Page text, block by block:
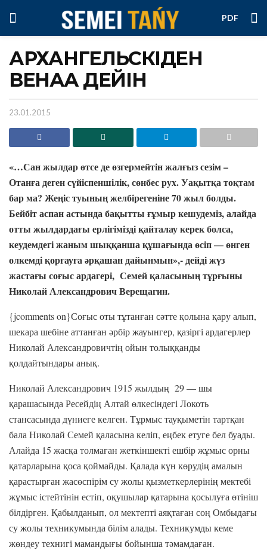
PDF
АРХАНГЕЛЬСКІДЕН
ВЕНАҒА ДЕЙІН
23.01.2015
«…Сан жылдар өтсе де өзгермейтін жалғыз сезім –
Отанға деген сүйіспеншілік, сөнбес рух. Уақытқа тоқтам
бар ма? Жеңіс туының желбірегеніне 70 жыл болды.
Бейбіт аспан астында бақытты ғұмыр кешудеміз, алайда
отты жылдардағы ерлігімізді қайталау керек болса,
кеудемдегі жаным шыққанша құшағында өсіп — өнген
өлкемді қорғауға әрқашан дайынмын»,- дейді жүз
жастағы соғыс ардагері, Семей қаласының тұрғыны
Николай Александрович Верещагин.
{jcomments on}Соғыс оты тұтанған сәтте қолына қару алып,
шекара шебіне аттанған әрбір жауынгер, қазіргі ардагерлер
Николай Александровичтің ойын толыққанды
қолдайтындары анық.
Николай Александрович 1915 жылдың 29 — шы
қарашасында Ресейдің Алтай өлкесіндегі Локоть
стансасында дүниеге келген. Тұрмыс тауқыметін тартқан
бала Николай Семей қаласына келіп, еңбек етуге бел буады.
Алайда 15 жасқа толмаған жеткіншекті ешбір жұмыс орны
қатарларына қоса қоймайды. Қалада күн көрудің амалын
қарастырған жасөспірім су жолы қызметкерлерінің мектебі
жұмыс істейтінін естіп, оқушылар қатарына қосылуға өтініш
білдірген. Қабылданып, ол мектепті аяқтаған соң Омбыдағы
су жолы техникумында білім алады. Техникумды кеме
жөндеу технигі мамандығы бойынша тәмамдаған.